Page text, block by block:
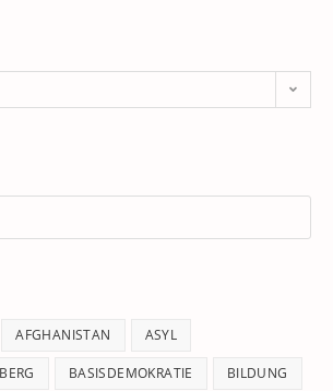
AFGHANISTAN ASYL
BASISDEMOKRATIE BILDUNG